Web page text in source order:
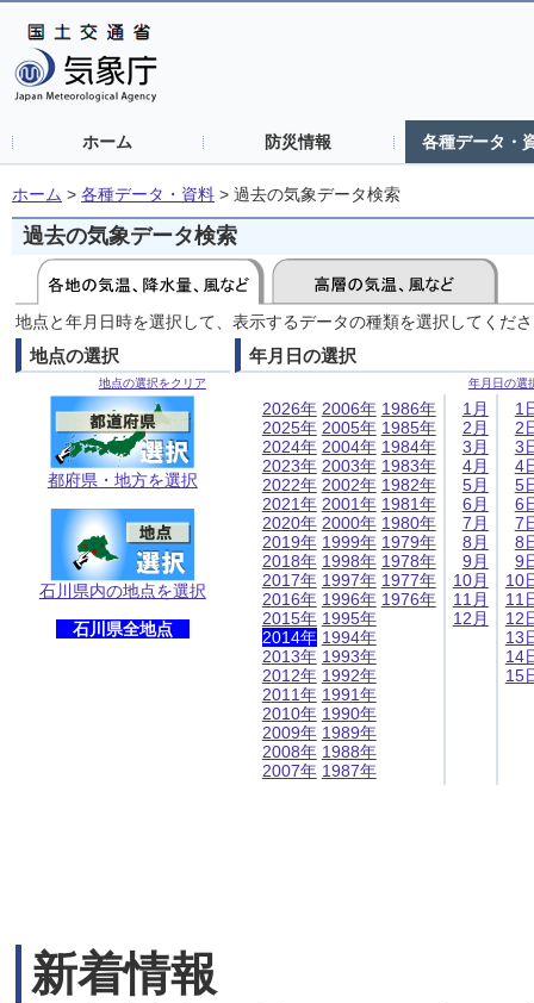
ホーム 防災情報 各種データ・
ホーム > 各種データ・資料 > 過去の気象データ検索
過去の気象データ検索
地点と年月日時を選択して、表示するデータの種類を選択してくだ
地点の選択
地点の選択をクリア
都府県・地方を選択
石川県内の地点を選択
石川県全地点
年月日の選択
年月日の選
2026年
2025年
2024年
2023年
2022年
2021年
2020年
2019年
2018年
2017年
2016年
2015年
2014年
2013年
2012年
2011年
2010年
2009年
2008年
2007年
2006年
2005年
2004年
2003年
2002年
2001年
2000年
1999年
1998年
1997年
1996年
1995年
1994年
1993年
1992年
1991年
1990年
1989年
1988年
1987年
1986年
1985年
1984年
1983年
1982年
1981年
1980年
1979年
1978年
1977年
1976年
1月
2月
3月
4月
5月
6月
7月
8月
9月
10月
11月
12月
1
2
3
4
5
6
7
8
9
10
11
12
13
14
15
新着情報